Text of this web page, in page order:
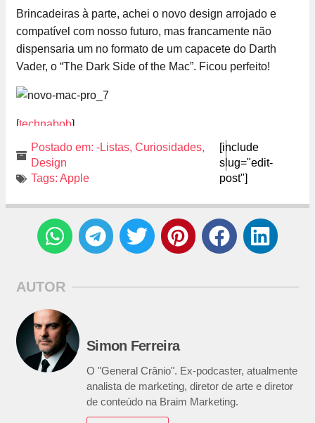
Brincadeiras à parte, achei o novo design arrojado e
compatível com nosso futuro, mas francamente não
dispensaria um no formato de um capacete do Darth
Vader, o “The Dark Side of the Mac”. Ficou perfeito!
[technabob]
Postado em: -Listas, Curiosidades,
Design
Tags: Apple
[include
slug="edit-
post"]
AUTOR
Simon Ferreira
O "General Crânio". Ex-podcaster, atualmente
analista de marketing, diretor de arte e diretor
de conteúdo na Braim Marketing.